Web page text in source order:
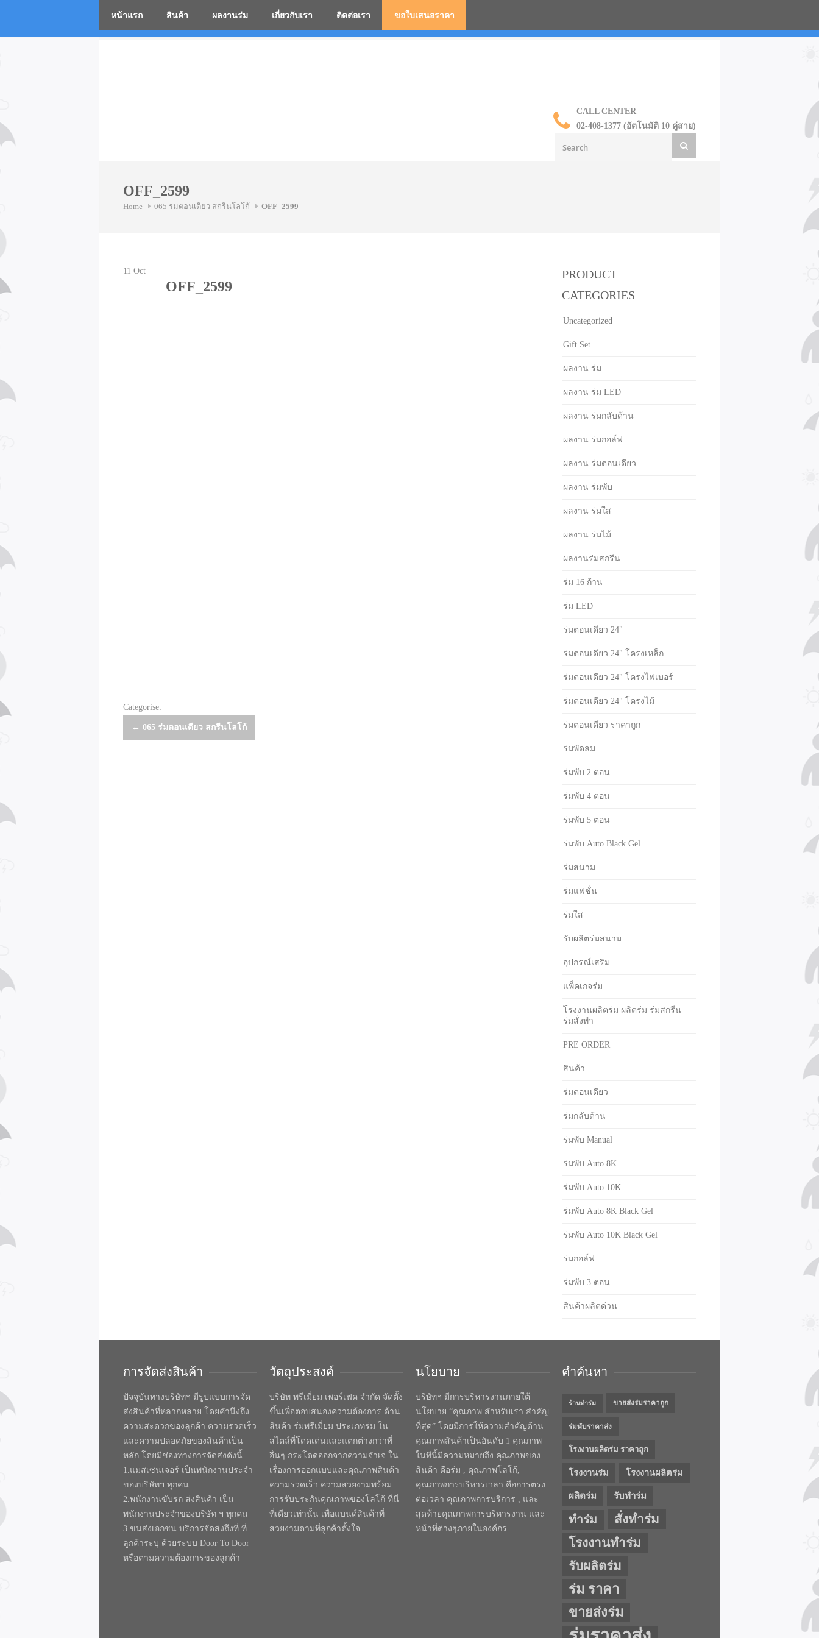
CALL CENTER
02-408-1377 (อัตโนมัติ 10 คู่สาย)
หน้าแรก สินค้า ผลงานร่ม เกี่ยวกับเรา ติดต่อเรา ขอใบเสนอราคา
OFF_2599
Home 065 ร่มตอนเดียว สกรีนโลโก้ OFF_2599
11 Oct
OFF_2599
Categorise:
Post
← 065 ร่มตอนเดียว สกรีนโลโก้
PRODUCT
CATEGORIES
Uncategorized
Gift Set
ผลงาน ร่ม
ผลงาน ร่ม LED
ผลงาน ร่มกลับด้าน
ผลงาน ร่มกอล์ฟ
ผลงาน ร่มตอนเดียว
ผลงาน ร่มพับ
ผลงาน ร่มใส
ผลงาน ร่มไม้
ผลงานร่มสกรีน
ร่ม 16 ก้าน
ร่ม LED
ร่มตอนเดียว 24"
ร่มตอนเดียว 24" โครงเหล็ก
ร่มตอนเดียว 24" โครงไฟเบอร์
ร่มตอนเดียว 24" โครงไม้
ร่มตอนเดียว ราคาถูก
ร่มพัดลม
ร่มพับ 2 ตอน
ร่มพับ 4 ตอน
ร่มพับ 5 ตอน
ร่มพับ Auto Black Gel
ร่มสนาม
ร่มแฟชั่น
ร่มใส
รับผลิตร่มสนาม
อุปกรณ์เสริม
แพ็คเกจร่ม
โรงงานผลิตร่ม ผลิตร่ม ร่มสกรีน
ร่มสั่งทำ
PRE ORDER
สินค้า
ร่มตอนเดียว
ร่มกลับด้าน
ร่มพับ Manual
ร่มพับ Auto 8K
ร่มพับ Auto 10K
ร่มพับ Auto 8K Black Gel
ร่มพับ Auto 10K Black Gel
ร่มกอล์ฟ
ร่มพับ 3 ตอน
สินค้าผลิตด่วน
การจัดส่งสินค้า
ปัจจุบันทางบริษัทฯ มีรูปแบบการจัด
ส่งสินค้าที่หลากหลาย โดยคำนึงถึง
ความสะดวกของลูกค้า ความรวดเร็ว
และความปลอดภัยของสินค้าเป็น
หลัก โดยมีช่องทางการจัดส่งดังนี้
1.แมสเซนเจอร์ เป็นพนักงานประจำ
ของบริษัทฯ ทุกคน
2.พนักงานขับรถ ส่งสินค้า เป็น
พนักงานประจำของบริษัท ฯ ทุกคน
3.ขนส่งเอกชน บริการจัดส่งถึงที่ ที่
ลูกค้าระบุ ด้วยระบบ Door To Door
หรือตามความต้องการของลูกค้า
วัตถุประสงค์
บริษัท พรีเมี่ยม เพอร์เฟค จำกัด จัดตั้ง
ขึ้นเพื่อตอบสนองความต้องการ ด้าน
สินค้า ร่มพรีเมี่ยม ประเภทร่ม ใน
สไตล์ที่โดดเด่นและแตกต่างกว่าที่
อื่นๆ กระโดดออกจากความจำเจ ใน
เรื่องการออกแบบและคุณภาพสินค้า
ความรวดเร็ว ความสวยงามพร้อม
การรับประกันคุณภาพของโลโก้ ที่นี่
ที่เดียวเท่านั้น เพื่อแบนด์สินค้าที่
สวยงามตามที่ลูกค้าตั้งใจ
นโยบาย
บริษัทฯ มีการบริหารงานภายใต้
นโยบาย “คุณภาพ สำหรับเรา สำคัญ
ที่สุด” โดยมีการให้ความสำคัญด้าน
คุณภาพสินค้าเป็นอันดับ 1 คุณภาพ
ในทีนี้มีความหมายถึง คุณภาพของ
สินค้า คือร่ม , คุณภาพโลโก้,
คุณภาพการบริหารเวลา คือการตรง
ต่อเวลา คุณภาพการบริการ , และ
สุดท้ายคุณภาพการบริหารงาน และ
หน้าที่ต่างๆภายในองค์กร
คำค้นหา
ร้านทำร่ม ขายส่งร่มราคาถูก
ร่มพับราคาส่ง
โรงงานผลิตร่ม ราคาถูก
โรงงานร่ม โรงงานผลิตร่ม
ผลิตร่ม รับทำร่ม
ทำร่ม
สั่งทำร่ม
โรงงานทำร่ม
รับผลิตร่ม
ร่ม ราคา
ขายส่งร่ม
โรงงานร่มสกรีนโลโก้ ร่มพรีเมี่ยม ร่มตอนเดียว ร่มกอล์ฟ ร่มกลับด้าน ราคาส่ง